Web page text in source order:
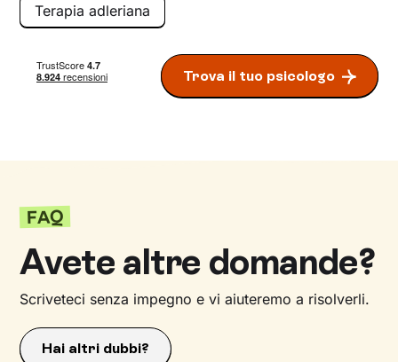
Terapia adleriana
Trova il tuo psicologo
FAQ
Avete altre domande?
Scriveteci senza impegno e vi aiuteremo a risolverli.
Hai altri dubbi?